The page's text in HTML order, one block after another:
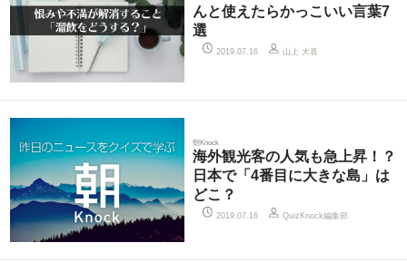
んと使えたらかっこいい言葉7
選
2019.07.16 山上 大喜
朝Knock
海外観光客の人気も急上昇！？
日本で「4番目に大きな島」は
どこ？
2019.07.16 QuizKnock編集部